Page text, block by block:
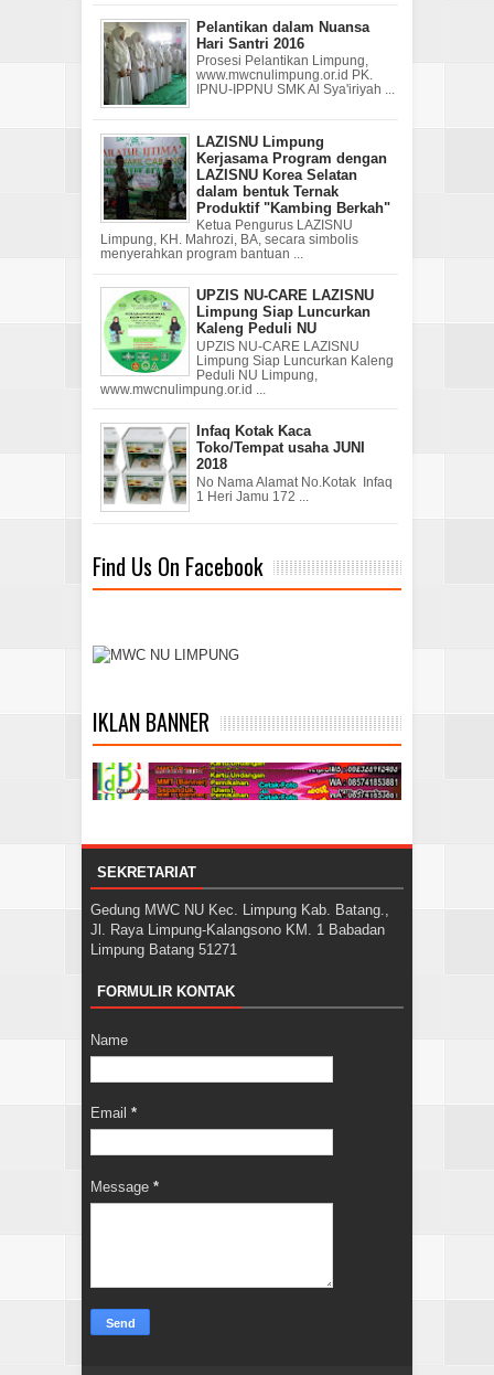
Pelantikan dalam Nuansa
Hari Santri 2016
Prosesi Pelantikan Limpung,
www.mwcnulimpung.or.id PK.
IPNU-IPPNU SMK Al Sya'iriyah ...
LAZISNU Limpung
Kerjasama Program dengan
LAZISNU Korea Selatan
dalam bentuk Ternak
Produktif "Kambing Berkah"
Ketua Pengurus LAZISNU
Limpung, KH. Mahrozi, BA, secara simbolis
menyerahkan program bantuan ...
UPZIS NU-CARE LAZISNU
Limpung Siap Luncurkan
Kaleng Peduli NU
UPZIS NU-CARE LAZISNU
Limpung Siap Luncurkan Kaleng
Peduli NU Limpung,
www.mwcnulimpung.or.id ...
Infaq Kotak Kaca
Toko/Tempat usaha JUNI
2018
No Nama Alamat No.Kotak Infaq
1 Heri Jamu 172 ...
Find Us On Facebook
IKLAN BANNER
SEKRETARIAT
Gedung MWC NU Kec. Limpung Kab. Batang.,
Jl. Raya Limpung-Kalangsono KM. 1 Babadan
Limpung Batang 51271
FORMULIR KONTAK
Name
Email *
Message *